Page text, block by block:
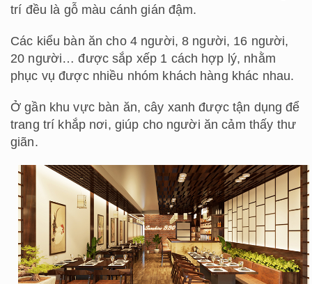
trí đều là gỗ màu cánh gián đậm.
Các kiểu bàn ăn cho 4 người, 8 người, 16 người,
20 người… được sắp xếp 1 cách hợp lý, nhằm
phục vụ được nhiều nhóm khách hàng khác nhau.
Ở gần khu vực bàn ăn, cây xanh được tận dụng để
trang trí khắp nơi, giúp cho người ăn cảm thấy thư
giãn.